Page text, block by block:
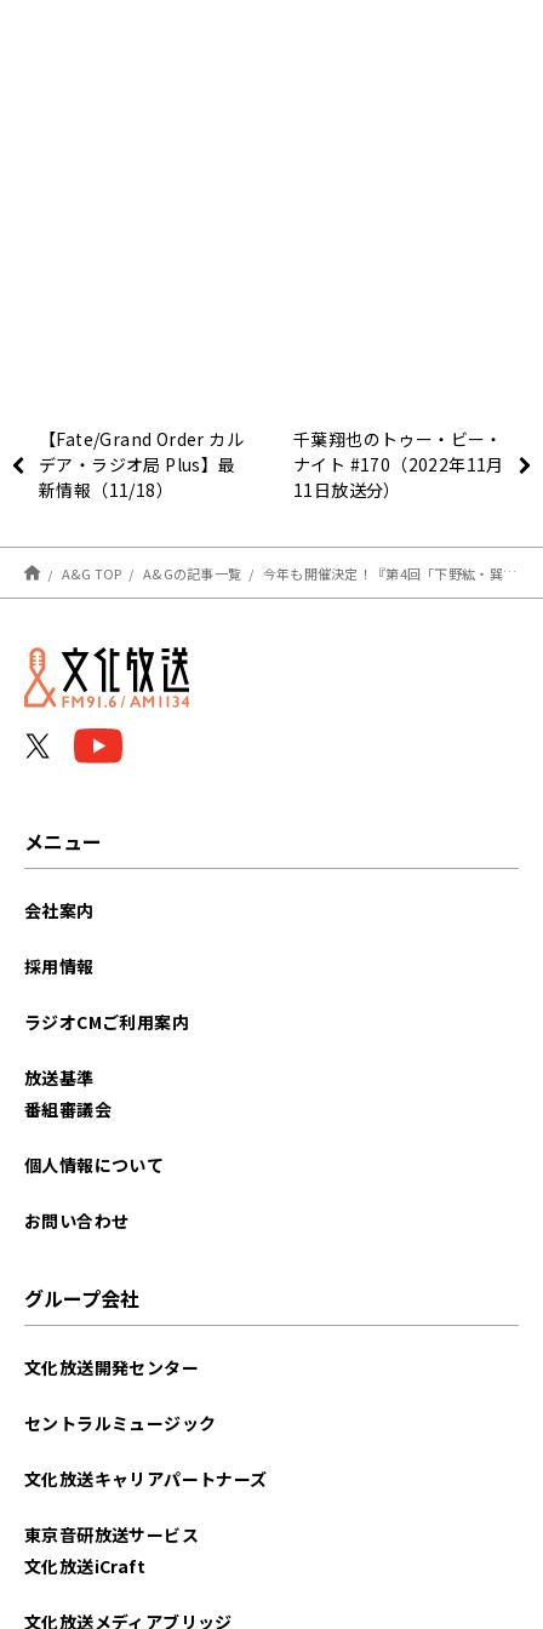
【Fate/Grand Order カル
デア・ラジオ局 Plus】最
新情報（11/18）
千葉翔也のトゥー・ビー・
ナイト #170（2022年11月
11日放送分）
A&G TOP A&Gの記事一覧 今年も開催決定！『第4回「下野紘・巽悠衣子の小説家になろうラジオ」大賞』
メニュー
会社案内
採用情報
ラジオCMご利用案内
放送基準
番組審議会
個人情報について
お問い合わせ
グループ会社
文化放送開発センター
セントラルミュージック
文化放送キャリアパートナーズ
東京音研放送サービス
文化放送iCraft
文化放送メディアブリッジ